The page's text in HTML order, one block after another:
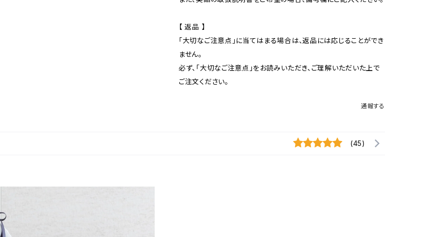
【 返品 】
「大切なご注意点」に当てはまる場合は、返品には応じることができ
ません。
必ず、「大切なご注意点」をお読みいただき、ご理解いただいた上で
ご注文ください。
通報する
(45)